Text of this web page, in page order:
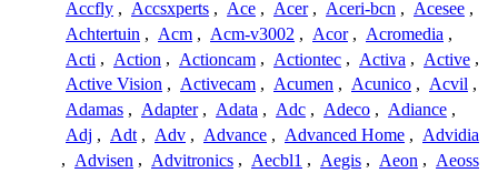
Accfly , Accsxperts , Ace , Acer , Aceri-bcn , Acesee ,
Achtertuin , Acm , Acm-v3002 , Acor , Acromedia ,
Acti , Action , Actioncam , Actiontec , Activa , Active ,
Active Vision , Activecam , Acumen , Acunico , Acvil ,
Adamas , Adapter , Adata , Adc , Adeco , Adiance ,
Adj , Adt , Adv , Advance , Advanced Home , Advidia
, Advisen , Advitronics , Aecbl1 , Aegis , Aeon , Aeoss